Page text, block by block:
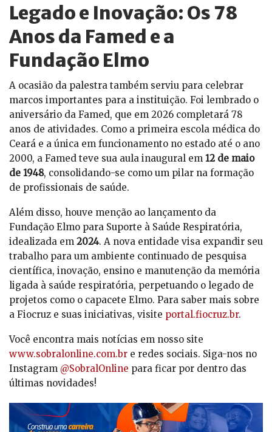
Legado e Inovação: Os 78
Anos da Famed e a
Fundação Elmo
A ocasião da palestra também serviu para celebrar
marcos importantes para a instituição. Foi lembrado o
aniversário da Famed, que em 2026 completará 78
anos de atividades. Como a primeira escola médica do
Ceará e a única em funcionamento no estado até o ano
2000, a Famed teve sua aula inaugural em 12 de maio
de 1948, consolidando-se como um pilar na formação
de profissionais de saúde.
Além disso, houve menção ao lançamento da
Fundação Elmo para Suporte à Saúde Respiratória,
idealizada em 2024. A nova entidade visa expandir seu
trabalho para um ambiente continuado de pesquisa
científica, inovação, ensino e manutenção da memória
ligada à saúde respiratória, perpetuando o legado de
projetos como o capacete Elmo. Para saber mais sobre
a Fiocruz e suas iniciativas, visite portal.fiocruz.br.
Você encontra mais notícias em nosso site
www.sobralonline.com.br e redes sociais. Siga-nos no
Instagram @SobralOnline para ficar por dentro das
últimas novidades!